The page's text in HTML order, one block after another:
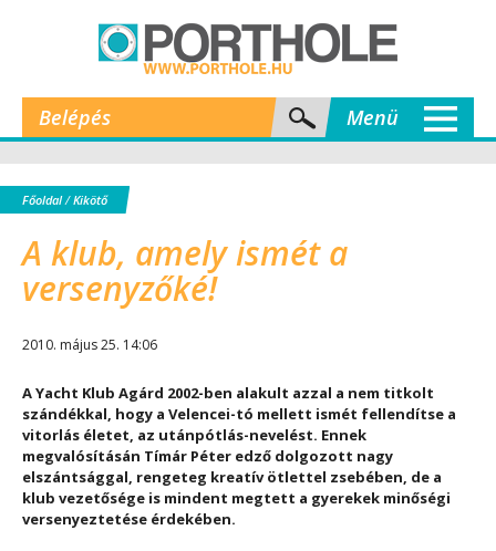
Belépés Menü
Főoldal/Kikötő
A klub, amely ismét a
versenyzőké!
2010. május 25. 14:06
A Yacht Klub Agárd 2002-ben alakult azzal a nem titkolt
szándékkal, hogy a Velencei-tó mellett ismét fellendítse a
vitorlás életet, az utánpótlás-nevelést. Ennek
megvalósításán Tímár Péter edző dolgozott nagy
elszántsággal, rengeteg kreatív ötlettel zsebében, de a
klub vezetősége is mindent megtett a gyerekek minőségi
versenyeztetése érdekében.